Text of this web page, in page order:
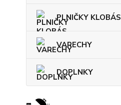
PLNIČKY KLOBÁS
VARECHY
DOPLNKY